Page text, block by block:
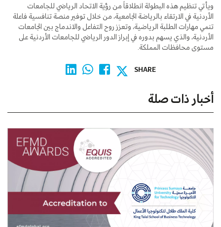
ويأتي تنظيم هذه البطولة انطلاقاً من رؤية الاتحاد الرياضي للجامعات
الأردنية في الارتقاء بالرياضة الجامعية، من خلال توفير منصة تنافسية فاعلة
تنمي مهارات الطلبة الرياضية، وتعزز روح التفاعل والاندماج بين الجامعات
الأردنية، والذي يسهم بدوره في إبراز الدور الرياضي للجامعات الأردنية على
مستوى محافظات المملكة.
SHARE
أخبار ذات صلة